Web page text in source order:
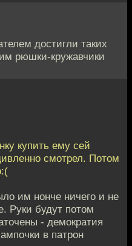
достигли таких
рюшки-кружавчики
купить ему сей
смотрел. Потом
им нонче ничего и не
Руки будут потом
- демократия
в патрон